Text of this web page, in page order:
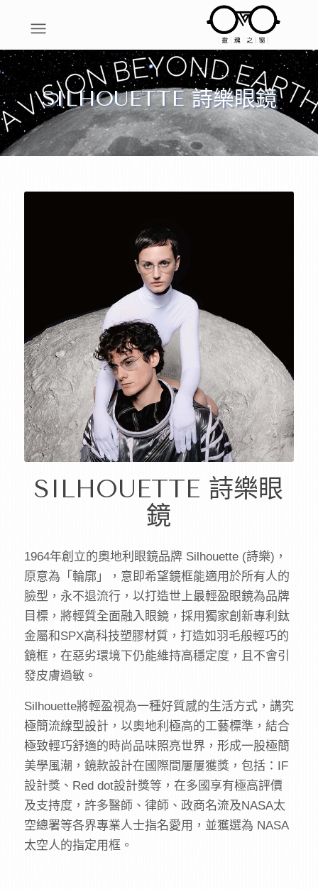
SILHOUETTE 詩樂眼鏡
SILHOUETTE 詩樂眼
鏡
1964年創立的奧地利眼鏡品牌 Silhouette (詩樂)，
原意為「輪廓」，意即希望鏡框能適用於所有人的
臉型，永不退流行，以打造世上最輕盈眼鏡為品牌
目標，將輕質全面融入眼鏡，採用獨家創新專利鈦
金屬和SPX高科技塑膠材質，打造如羽毛般輕巧的
鏡框，在惡劣環境下仍能維持高穩定度，且不會引
發皮膚過敏。
Silhouette將輕盈視為一種好質感的生活方式，講究
極簡流線型設計，以奧地利極高的工藝標準，結合
極致輕巧舒適的時尚品味照亮世界，形成一股極簡
美學風潮，鏡款設計在國際間屢屢獲獎，包括：IF
設計獎、Red dot設計獎等，在多國享有極高評價
及支持度，許多醫師、律師、政商名流及NASA太
空總署等各界專業人士指名愛用，並獲選為 NASA
太空人的指定用框。